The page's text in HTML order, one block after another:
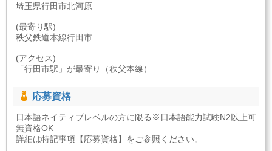
埼玉県行田市北河原
(最寄り駅)
秩父鉄道本線行田市
(アクセス)
「行田市駅」が最寄り（秩父本線）
応募資格
日本語ネイティブレベルの方に限る※日本語能力試験N2以上可
無資格OK
詳細は特記事項【応募資格】をご参照ください。